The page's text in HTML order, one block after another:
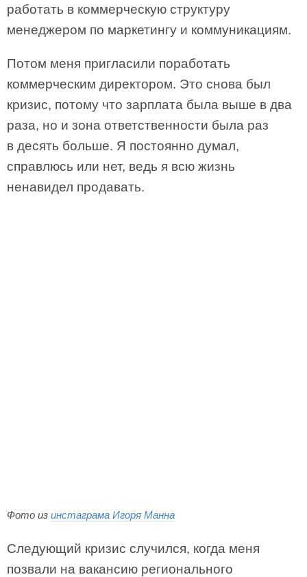
работать в коммерческую структуру
менеджером по маркетингу и коммуникациям.
Потом меня пригласили поработать
коммерческим директором. Это снова был
кризис, потому что зарплата была выше в два
раза, но и зона ответственности была раз
в десять больше. Я постоянно думал,
справлюсь или нет, ведь я всю жизнь
ненавидел продавать.
Фото из инстаграма Игоря Манна
Следующий кризис случился, когда меня
позвали на вакансию регионального